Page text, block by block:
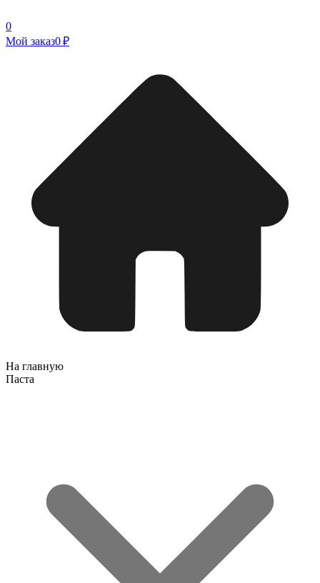
0
Мой заказ0 ₽
На главную
Паста